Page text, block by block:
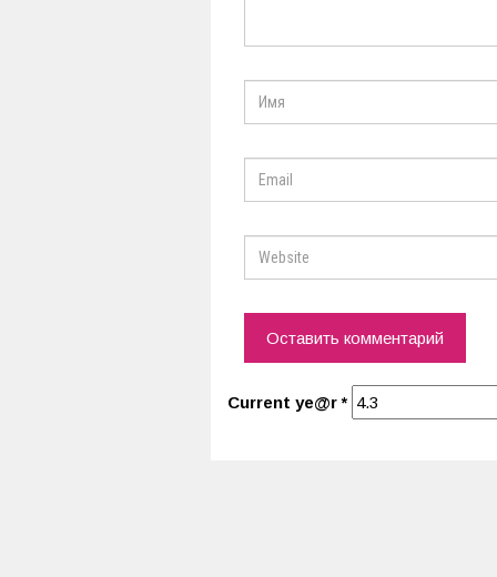
Current ye@r*